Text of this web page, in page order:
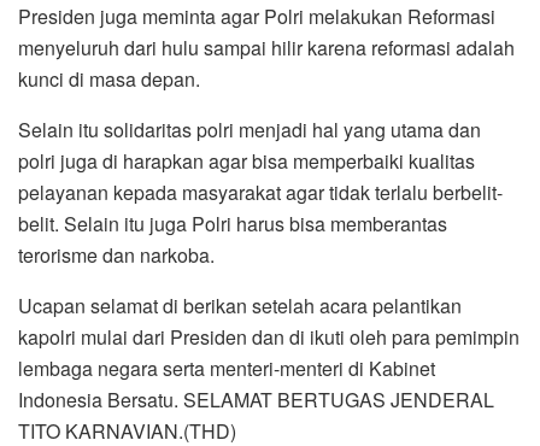
Presiden juga meminta agar Polri melakukan Reformasi
menyeluruh dari hulu sampai hilir karena reformasi adalah
kunci di masa depan.
Selain itu solidaritas polri menjadi hal yang utama dan
polri juga di harapkan agar bisa memperbaiki kualitas
pelayanan kepada masyarakat agar tidak terlalu berbelit-
belit. Selain itu juga Polri harus bisa memberantas
terorisme dan narkoba.
Ucapan selamat di berikan setelah acara pelantikan
kapolri mulai dari Presiden dan di ikuti oleh para pemimpin
lembaga negara serta menteri-menteri di Kabinet
Indonesia Bersatu. SELAMAT BERTUGAS JENDERAL
TITO KARNAVIAN.(THD)